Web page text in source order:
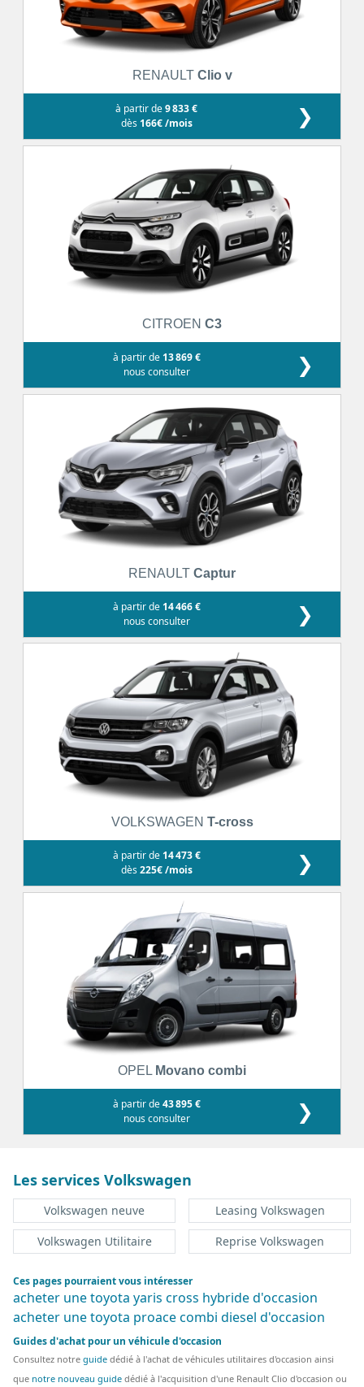
RENAULT Clio v
à partir de9 833 €
dès 166€ /mois ❯
CITROEN C3
à partir de 13 869 €
nous consulter
❯
RENAULT Captur
à partir de 14 466 €
nous consulter
❯
VOLKSWAGEN T-cross
à partir de 14 473 €
dès225€ /mois ❯
OPEL Movano combi
à partir de43 895 €
nous consulter
❯
Les services Volkswagen
Volkswagen neuve
Leasing Volkswagen
Volkswagen Utilitaire
Reprise Volkswagen
Ces pages pourraient vous intéresser
acheter une toyota yaris cross hybride d'occasion
acheter une toyota proace combi diesel d'occasion
Guides d'achat pour un véhicule d'occasion
Consultez notre guide dédié à l'achat de véhicules utilitaires d'occasion ainsi
que notre nouveau guide dédié à l'acquisition d'une Renault Clio d'occasion ou